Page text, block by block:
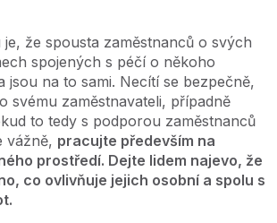
že spousta zaměstnanců o svých
spojených s péčí o někoho
jsou na to sami. Necítí se bezpečně,
svému zaměstnavateli, případně
to tedy s podporou zaměstnanců
vážně, pracujte především na
prostředí. Dejte lidem najevo, že
co ovlivňuje jejich osobní a spolu s